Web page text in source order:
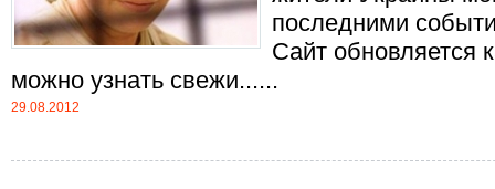
последними
Сайт обновляется
можно узнать свежи......
29.08.2012